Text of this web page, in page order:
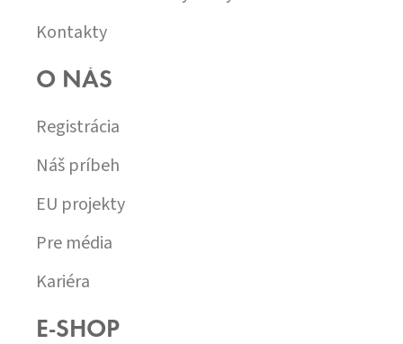
Kontakty
O NÁS
Registrácia
Náš príbeh
EU projekty
Pre média
Kariéra
E-SHOP